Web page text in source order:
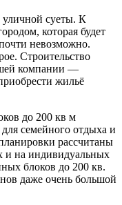
уличной суеты. К
которая будет
невозможно.
Строительство
компании —
жильё
до 200 кв м
семейного отдыха и
рассчитаны
и на индивидуальных
блоков до 200 кв.
даже очень большой